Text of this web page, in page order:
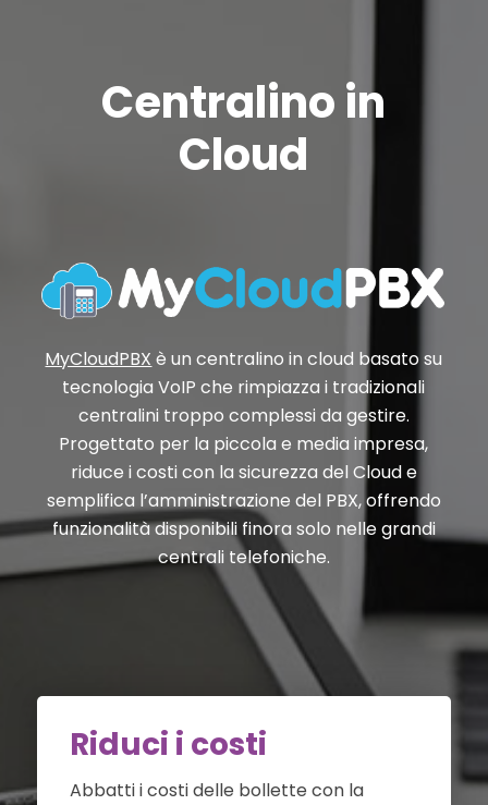
Centralino in
Cloud
MyCloudPBX è un centralino in cloud basato su
tecnologia VoIP che rimpiazza i tradizionali
centralini troppo complessi da gestire.
Progettato per la piccola e media impresa,
riduce i costi con la sicurezza del Cloud e
semplifica l’amministrazione del PBX, offrendo
funzionalità disponibili finora solo nelle grandi
centrali telefoniche.
Riduci i costi
Abbatti i costi delle bollette con la